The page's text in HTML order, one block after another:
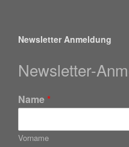
Newsletter Anmeldung
Newsletter-
Name *
Vorname